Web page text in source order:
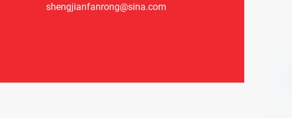
shengjianfanrong@sina.com